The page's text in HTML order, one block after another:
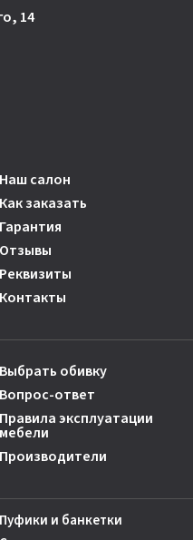
14
Наш салон
Как заказать
Гарантия
Отзывы
Реквизиты
Контакты
Выбрать обивку
Вопрос-ответ
Правила эксплуатации
мебели
Производители
Пуфики и банкетки